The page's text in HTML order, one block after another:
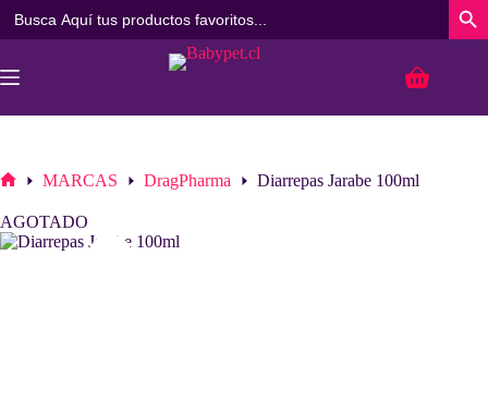
al
contenido
Carro
MARCAS DragPharma Diarrepas Jarabe 100ml
AGOTADO